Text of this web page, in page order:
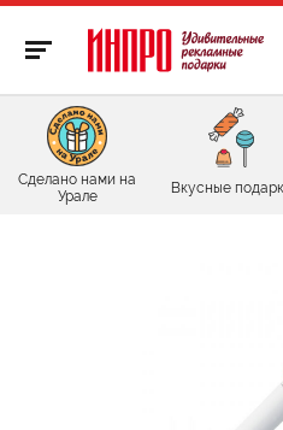
Сделано нами на
Урале
Вкусные